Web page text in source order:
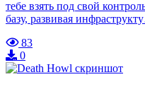
тебе взять под свой
базу, развивая
83
0